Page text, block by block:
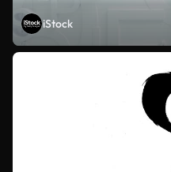
iStock